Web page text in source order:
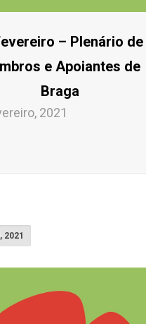
– Plenário de
e Apoiantes de
Braga
2021
2021